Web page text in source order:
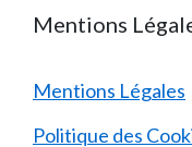
Mentions
Mentions Légales
Politique des